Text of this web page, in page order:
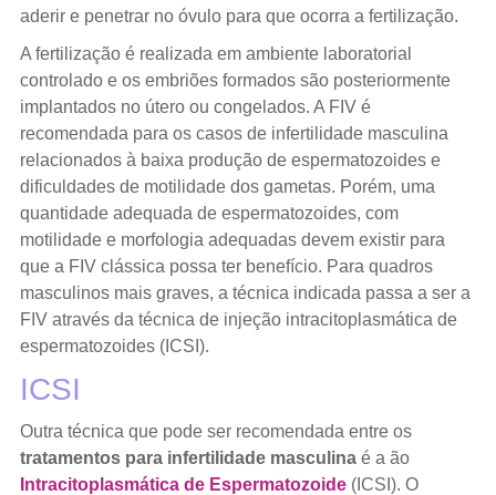
aderir e penetrar no óvulo para que ocorra a fertilização.
A fertilização é realizada em ambiente laboratorial
controlado e os embriões formados são posteriormente
implantados no útero ou congelados. A FIV é
recomendada para os casos de infertilidade masculina
relacionados à baixa produção de espermatozoides e
dificuldades de motilidade dos gametas. Porém, uma
quantidade adequada de espermatozoides, com
motilidade e morfologia adequadas devem existir para
que a FIV clássica possa ter benefício. Para quadros
masculinos mais graves, a técnica indicada passa a ser a
FIV através da técnica de injeção intracitoplasmática de
espermatozoides (ICSI).
ICSI
Outra técnica que pode ser recomendada entre os
tratamentos para infertilidade masculinaé a ão
Intracitoplasmática de Espermatozoide(ICSI). O